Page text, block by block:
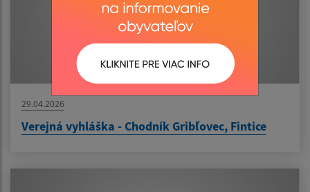
29.04.2026
Verejná vyhláška - Chodník Gribľovec, Fintice